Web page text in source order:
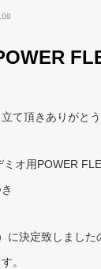
て頂きありがとう
オ用POWER
に決定致しました
。